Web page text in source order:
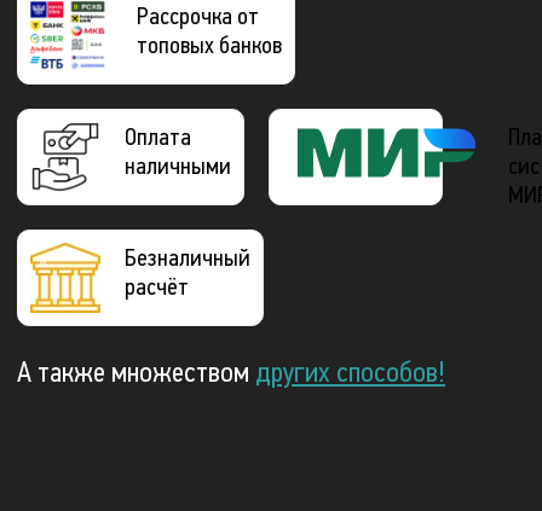
Рассрочка от
топовых банков
Оплата
наличными
Безналичный
расчёт
А также множеством других способов!